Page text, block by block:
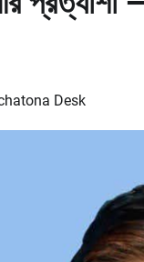
Desk